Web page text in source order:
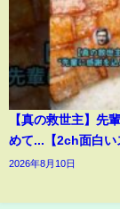
【真の救世主】先
めて...【2ch面白い
2026年8月10日